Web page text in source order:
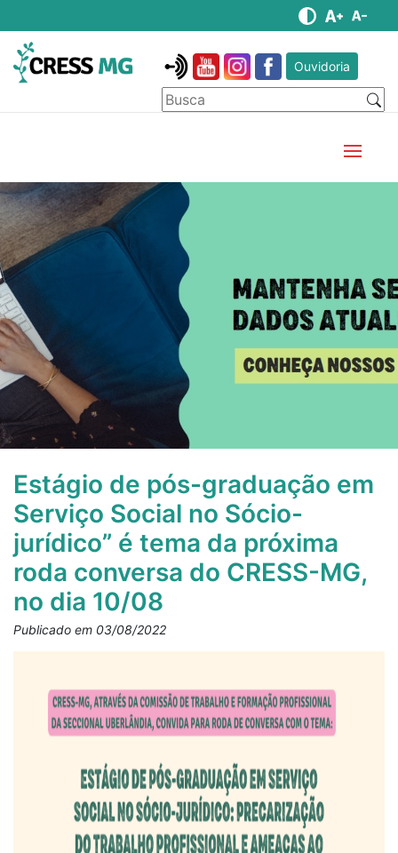
Ouvidoria
Estágio de pós-graduação em
Serviço Social no Sócio-
jurídico” é tema da próxima
roda conversa do CRESS-MG,
no dia 10/08
Publicado em 03/08/2022